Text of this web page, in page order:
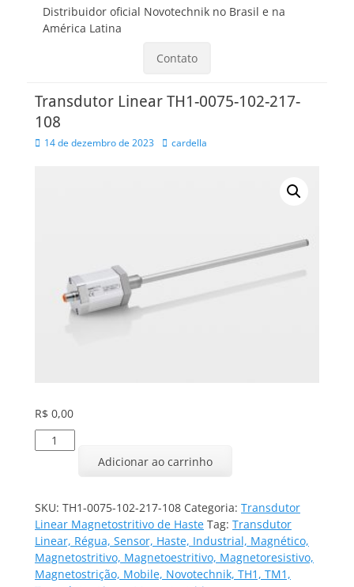
Distribuidor oficial Novotechnik no Brasil e na
América Latina
Contato
Transdutor Linear TH1-0075-102-217-
108
Posted
14 de dezembro de 2023 Autor
cardella
R$ 0,00
Transdutor
Linear
102-
217-
108
quantidade
Adicionar ao carrinho
SKU: TH1-0075-102-217-108 Categoria: Transdutor
Linear Magnetostritivo de Haste Tag: Transdutor
Linear, Régua, Sensor, Haste, Industrial, Magnético,
Magnetostritivo, Magnetoestritivo, Magnetoresistivo,
Magnetostrição, Mobile, Novotechnik, TH1, TM1,